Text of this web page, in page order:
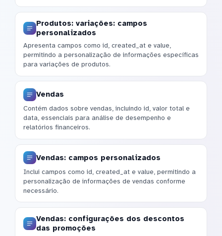
Produtos: variações: campos
personalizados
Apresenta campos como id, created_at e value,
permitindo a personalização de informações específicas
para variações de produtos.
Vendas
Contém dados sobre vendas, incluindo id, valor total e
data, essenciais para análise de desempenho e
relatórios financeiros.
Vendas: campos personalizados
Inclui campos como id, created_at e value, permitindo a
personalização de informações de vendas conforme
necessário.
Vendas: configurações dos descontos
das promoções